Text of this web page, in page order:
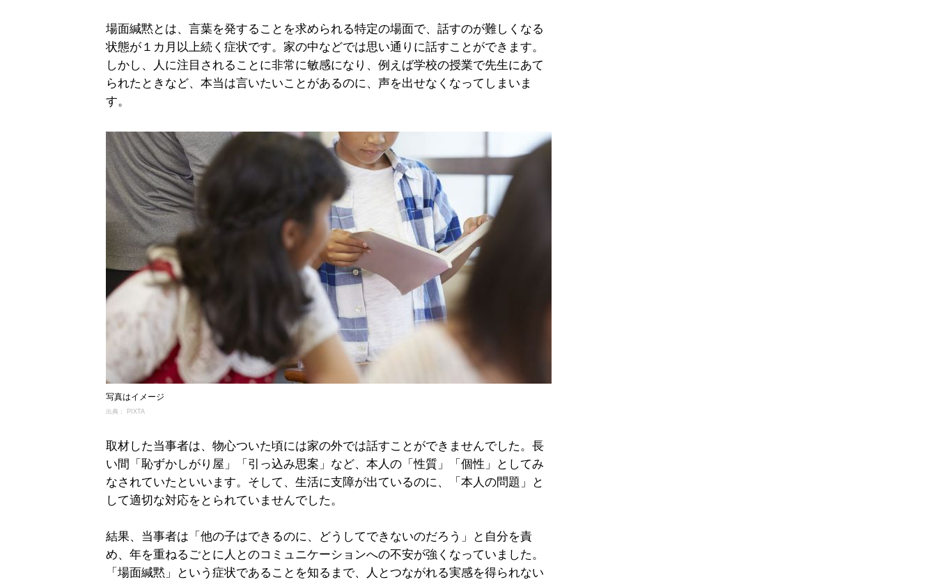
場面緘黙とは、言葉を発することを求められる特定の場面で、話すのが難しくなる
状態が１カ月以上続く症状です。家の中などでは思い通りに話すことができます。
しかし、人に注目されることに非常に敏感になり、例えば学校の授業で先生にあて
られたときなど、本当は言いたいことがあるのに、声を出せなくなってしまいま
す。
写真はイメージ
出典： PIXTA
取材した当事者は、物心ついた頃には家の外では話すことができませんでした。長
い間「恥ずかしがり屋」「引っ込み思案」など、本人の「性質」「個性」としてみ
なされていたといいます。そして、生活に支障が出ているのに、「本人の問題」と
して適切な対応をとられていませんでした。
結果、当事者は「他の子はできるのに、どうしてできないのだろう」と自分を責
め、年を重ねるごとに人とのコミュニケーションへの不安が強くなっていました。
「場面緘黙」という症状であることを知るまで、人とつながれる実感を得られない